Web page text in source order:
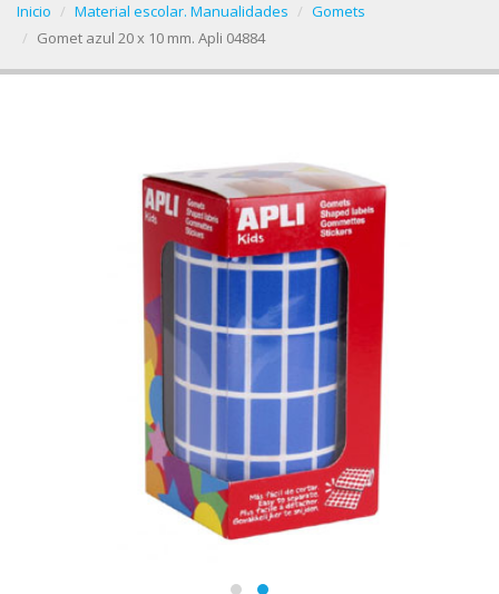
Inicio Material escolar. Manualidades
Gomets
Gomet azul 20 x 10 mm. Apli 04884